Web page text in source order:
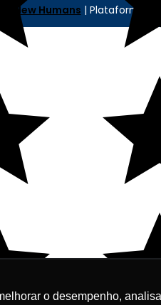
o desempenho,
New Humans | Plataforma